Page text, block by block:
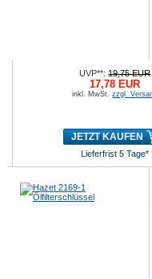
UVP**:19,75 EUR
17,78 EUR
inkl. MwSt.zzgl.
JETZT KAUFEN
Lieferfrist 5 Tage*